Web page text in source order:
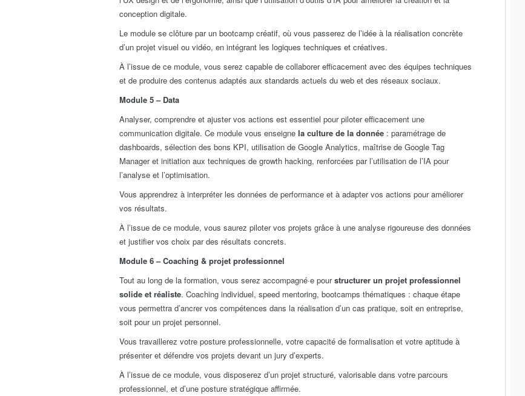
conception digitale.
Le module se clôture par un bootcamp créatif, où vous passerez de l’idée à la réalisation concrète
d’un projet visuel ou vidéo, en intégrant les logiques techniques et créatives.
À l’issue de ce module, vous serez capable de collaborer efficacement avec des équipes techniques
et de produire des contenus adaptés aux standards actuels du web et des réseaux sociaux.
Module 5 – Data
Analyser, comprendre et ajuster vos actions est essentiel pour piloter efficacement une
communication digitale. Ce module vous enseigne la culture de la donnée : paramétrage de
dashboards, sélection des bons KPI, utilisation de Google Analytics, maîtrise de Google Tag
Manager et initiation aux techniques de growth hacking, renforcées par l’utilisation de l’IA pour
l’analyse et l’optimisation.
Vous apprendrez à interpréter les données de performance et à adapter vos actions pour améliorer
vos résultats.
À l’issue de ce module, vous saurez piloter vos projets grâce à une analyse rigoureuse des données
et justifier vos choix par des résultats concrets.
Module 6 – Coaching & projet professionnel
Tout au long de la formation, vous serez accompagné·e pourstructurer un projet professionnel
solide et réaliste. Coaching individuel, speed mentoring, bootcamps thématiques : chaque étape
vous permettra d’ancrer vos compétences dans la réalisation d’un cas pratique, soit en entreprise,
soit pour un projet personnel.
Vous travaillerez votre posture professionnelle, votre capacité de formalisation et votre aptitude à
présenter et défendre vos projets devant un jury d’experts.
À l’issue de ce module, vous disposerez d’un projet structuré, valorisable dans votre parcours
professionnel, et d’une posture stratégique affirmée.